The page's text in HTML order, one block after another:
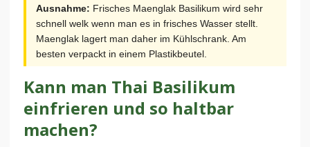
Ausnahme: Frisches Maenglak Basilikum wird sehr
schnell welk wenn man es in frisches Wasser stellt.
Maenglak lagert man daher im Kühlschrank. Am
besten verpackt in einem Plastikbeutel.
Kann man Thai Basilikum
einfrieren und so haltbar
machen?